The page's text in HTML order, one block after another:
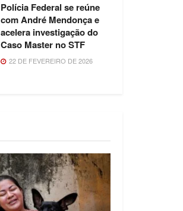
Polícia Federal se reúne
com André Mendonça e
acelera investigação do
Caso Master no STF
22 DE FEVEREIRO DE 2026